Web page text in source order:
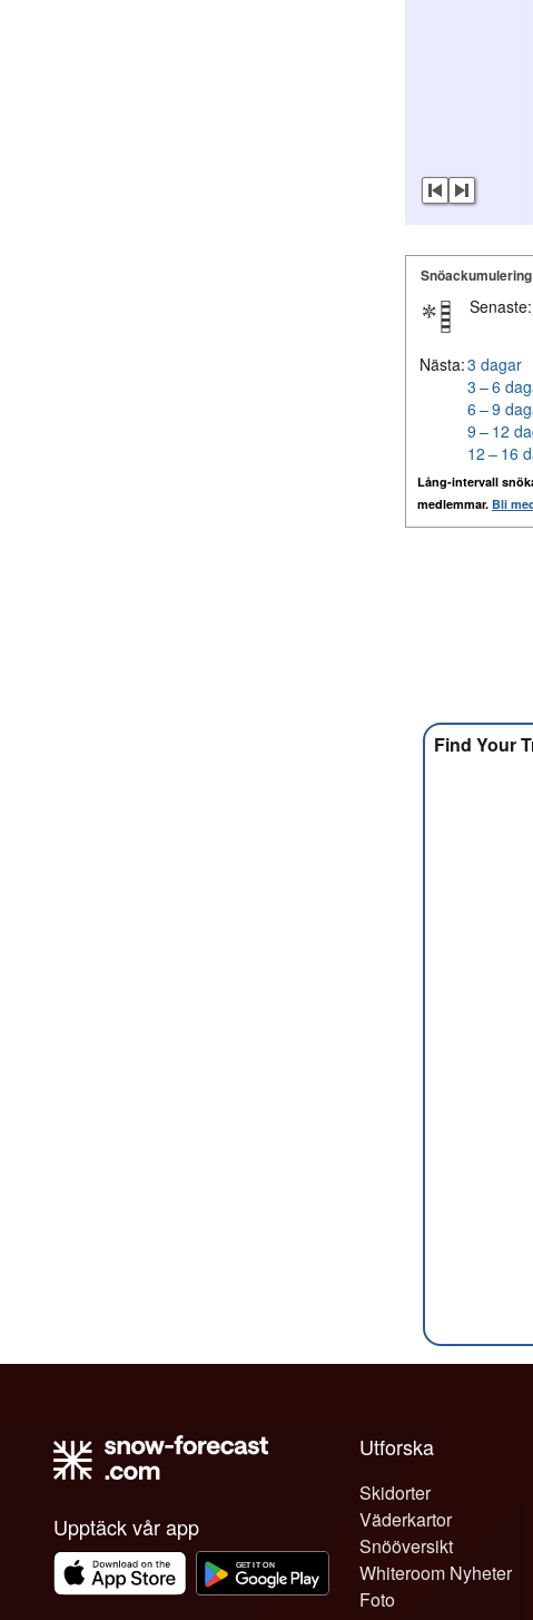
Senaste:
Nästa:3 dagar
3 – 6
6 – 9
9 – 12
12 – 16
Lång-intervall
medlemmar. Bli
Find Your
Upptäck vår app
Utforska
Skidorter
Väderkartor
Snööversikt
Whiteroom Nyheter
Foto